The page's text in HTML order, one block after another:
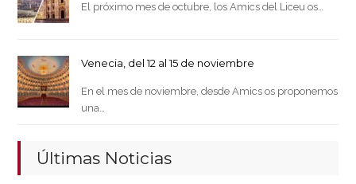
El próximo mes de octubre, los Amics del Liceu os…
Venecia, del 12 al 15 de noviembre
En el mes de noviembre, desde Amics os proponemos
una…
Últimas Noticias